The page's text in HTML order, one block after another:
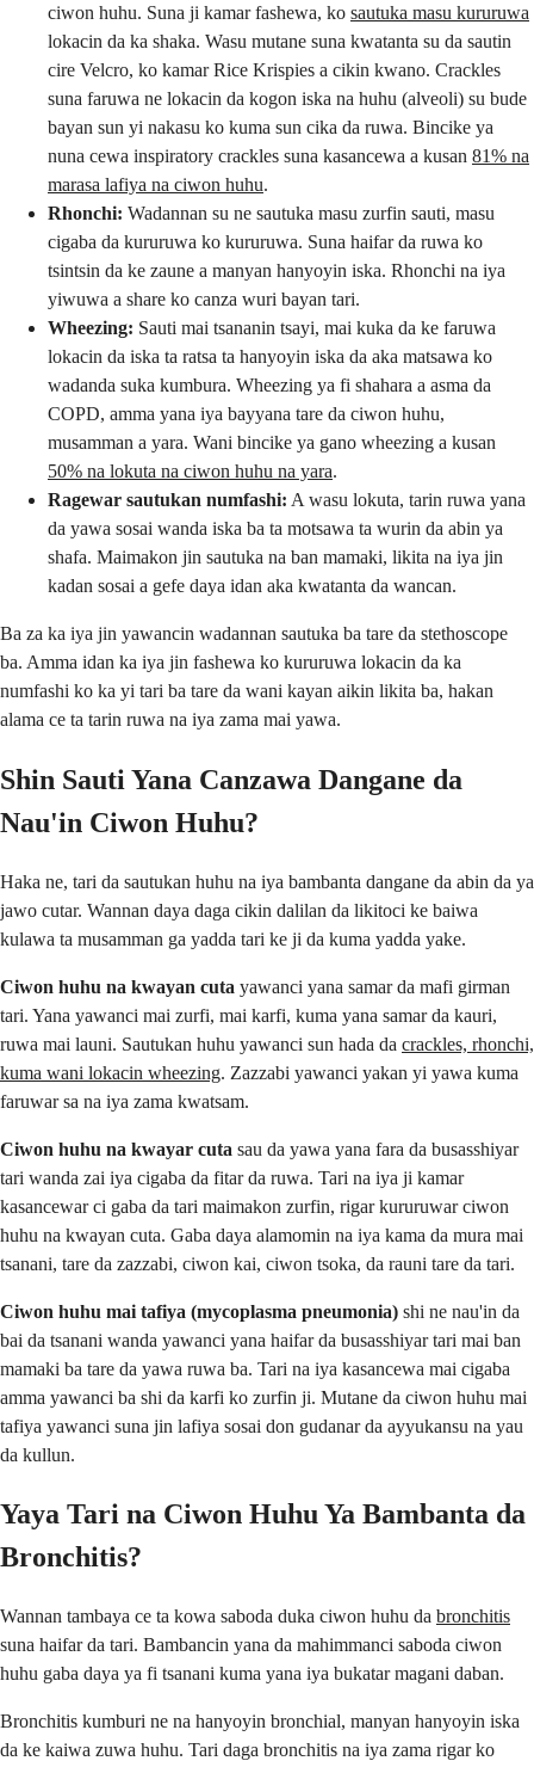
ciwon huhu. Suna ji kamar fashewa, ko sautuka masu kururuwa
lokacin da ka shaka. Wasu mutane suna kwatanta su da sautin
cire Velcro, ko kamar Rice Krispies a cikin kwano. Crackles
suna faruwa ne lokacin da kogon iska na huhu (alveoli) su bude
bayan sun yi nakasu ko kuma sun cika da ruwa. Bincike ya
nuna cewa inspiratory crackles suna kasancewa a kusan 81% na
marasa lafiya na ciwon huhu.
Rhonchi: Wadannan su ne sautuka masu zurfin sauti, masu
cigaba da kururuwa ko kururuwa. Suna haifar da ruwa ko
tsintsin da ke zaune a manyan hanyoyin iska. Rhonchi na iya
yiwuwa a share ko canza wuri bayan tari.
Wheezing: Sauti mai tsananin tsayi, mai kuka da ke faruwa
lokacin da iska ta ratsa ta hanyoyin iska da aka matsawa ko
wadanda suka kumbura. Wheezing ya fi shahara a asma da
COPD, amma yana iya bayyana tare da ciwon huhu,
musamman a yara. Wani bincike ya gano wheezing a kusan
50% na lokuta na ciwon huhu na yara.
Ragewar sautukan numfashi: A wasu lokuta, tarin ruwa yana
da yawa sosai wanda iska ba ta motsawa ta wurin da abin ya
shafa. Maimakon jin sautuka na ban mamaki, likita na iya jin
kadan sosai a gefe daya idan aka kwatanta da wancan.
Ba za ka iya jin yawancin wadannan sautuka ba tare da stethoscope
ba. Amma idan ka iya jin fashewa ko kururuwa lokacin da ka
numfashi ko ka yi tari ba tare da wani kayan aikin likita ba, hakan
alama ce ta tarin ruwa na iya zama mai yawa.
Shin Sauti Yana Canzawa Dangane da
Nau'in Ciwon Huhu?
Haka ne, tari da sautukan huhu na iya bambanta dangane da abin da ya
jawo cutar. Wannan daya daga cikin dalilan da likitoci ke baiwa
kulawa ta musamman ga yadda tari ke ji da kuma yadda yake.
Ciwon huhu na kwayan cuta yawanci yana samar da mafi girman
tari. Yana yawanci mai zurfi, mai karfi, kuma yana samar da kauri,
ruwa mai launi. Sautukan huhu yawanci sun hada da crackles, rhonchi,
kuma wani lokacin wheezing. Zazzabi yawanci yakan yi yawa kuma
faruwar sa na iya zama kwatsam.
Ciwon huhu na kwayar cuta sau da yawa yana fara da busasshiyar
tari wanda zai iya cigaba da fitar da ruwa. Tari na iya ji kamar
kasancewar ci gaba da tari maimakon zurfin, rigar kururuwar ciwon
huhu na kwayan cuta. Gaba daya alamomin na iya kama da mura mai
tsanani, tare da zazzabi, ciwon kai, ciwon tsoka, da rauni tare da tari.
Ciwon huhu mai tafiya (mycoplasma pneumonia) shi ne nau'in da
bai da tsanani wanda yawanci yana haifar da busasshiyar tari mai ban
mamaki ba tare da yawa ruwa ba. Tari na iya kasancewa mai cigaba
amma yawanci ba shi da karfi ko zurfin ji. Mutane da ciwon huhu mai
tafiya yawanci suna jin lafiya sosai don gudanar da ayyukansu na yau
da kullun.
Yaya Tari na Ciwon Huhu Ya Bambanta da
Bronchitis?
Wannan tambaya ce ta kowa saboda duka ciwon huhu da bronchitis
suna haifar da tari. Bambancin yana da mahimmanci saboda ciwon
huhu gaba daya ya fi tsanani kuma yana iya bukatar magani daban.
Bronchitis kumburi ne na hanyoyin bronchial, manyan hanyoyin iska
da ke kaiwa zuwa huhu. Tari daga bronchitis na iya zama rigar ko